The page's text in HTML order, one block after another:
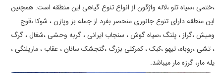
،ختمی ،سیاه تلو ،لاله واژگون از انواع تنوع گیاهی این منطقه است. همچنین
این منطقه دارای تنوع جانوری منحصر بفرد از جمله بز وپازن ، شوکا ،قوج
ومیش ،گراز ، پلنگ ،سیاه گوش ، سنجاب ایرانی ، گربه وحشی ،شغال ، گرگ
، تشی ،روباه، تیهو ،کبک ، کمرکلی بزرگ ،گنجشک سانان ، عقاب ، مارپلنگی ،
یله مار، گرزه مار میباشد.